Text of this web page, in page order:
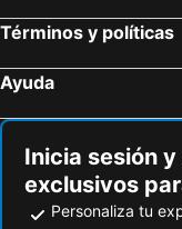
Términos y políticas
Ayuda
Inicia sesión
exclusivos
Personaliza tu